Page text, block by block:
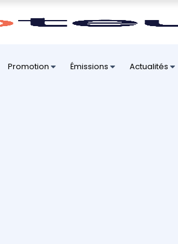
Promotion Émissions Actualités